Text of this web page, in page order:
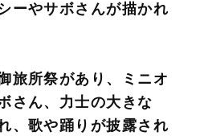
ーやサボさんが描かれ
旅所祭があり、ミニオ
さん、力士の大きな
、歌や踊りが披露され